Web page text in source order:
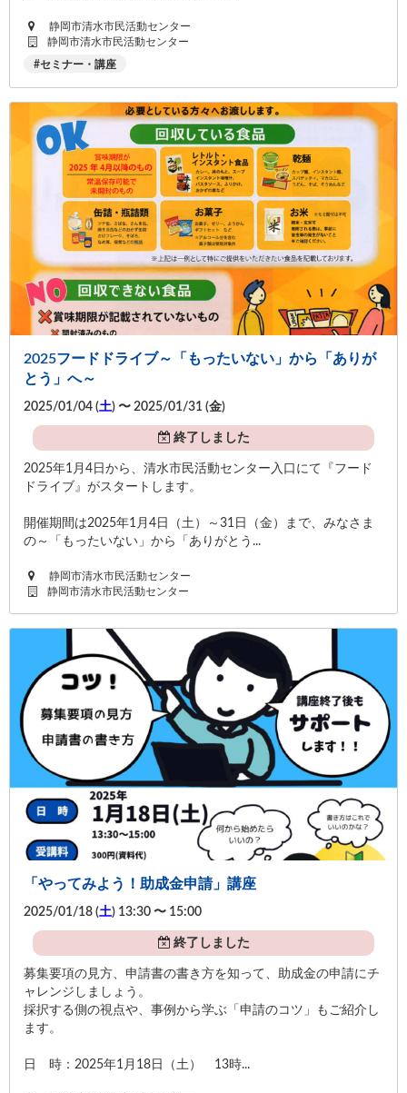
静岡市清水市民活動センター
静岡市清水市民活動センター
セミナー・講座
2025フードドライブ～「もったいない」から「ありが
とう」へ～
2025/01/04 (土) 〜 2025/01/31 (金)
終了しました
2025年1月4日から、清水市民活動センター入口にて『フード
ドライブ』がスタートします。
開催期間は2025年1月4日（土）～31日（金）まで、みなさま
の～「もったいない」から「ありがとう...
静岡市清水市民活動センター
静岡市清水市民活動センター
「やってみよう！助成金申請」講座
2025/01/18 (土) 13:30 〜 15:00
終了しました
募集要項の見方、申請書の書き方を知って、助成金の申請にチ
ャレンジしましょう。
採択する側の視点や、事例から学ぶ「申請のコツ」もご紹介し
ます。
日 時：2025年1月18日（土） 13時...